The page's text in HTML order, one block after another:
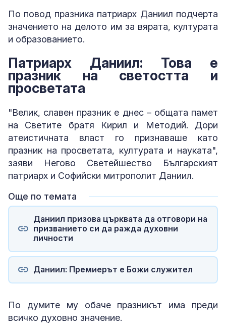
По повод празника патриарх Даниил подчерта
значението на делото им за вярата, културата
и образованието.
Патриарх Даниил: Това е
празник на светостта и
просветата
"Велик, славен празник е днес – общата памет
на Светите братя Кирил и Методий. Дори
атеистичната власт го признаваше като
празник на просветата, културата и науката",
заяви Негово Светейшество Българският
патриарх и Софийски митрополит Даниил.
Още по темата
Даниил призова църквата да отговори на
призванието си да ражда духовни
личности
Даниил: Премиерът е Божи служител
По думите му обаче празникът има преди
всичко духовно значение.